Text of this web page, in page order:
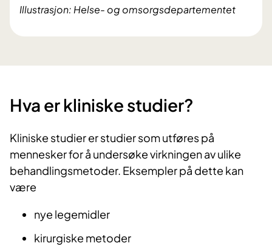
Illustrasjon: Helse- og omsorgsdepartementet
Hva er kliniske studier?
Kliniske studier er studier som utføres på
mennesker for å undersøke virkningen av ulike
behandlingsmetoder. Eksempler på dette kan
være
nye legemidler
kirurgiske metoder